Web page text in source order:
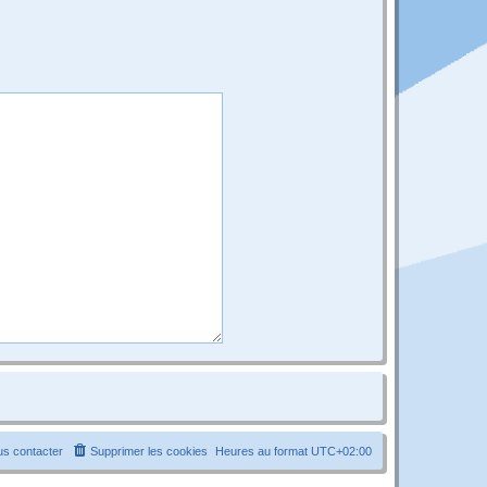
Heures au format UTC+02:00
Supprimer les cookies
contacter